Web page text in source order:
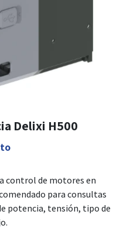
Delixi H500
control de motores en
para consultas
potencia, tensión, tipo de